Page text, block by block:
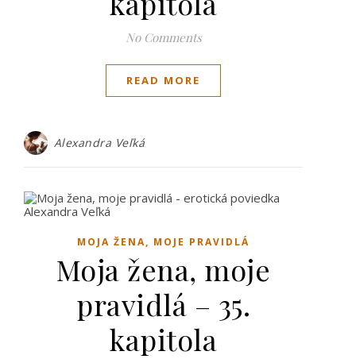
No Comments
READ MORE
Alexandra Veľká
MOJA ŽENA, MOJE PRAVIDLÁ
Moja žena, moje
pravidlá – 35.
kapitola